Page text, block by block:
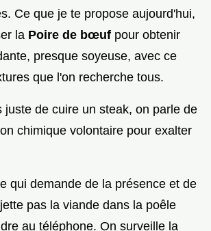
Ce que je te propose aujourd'hui,
la Poire de bœuf pour obtenir
presque soyeuse, avec ce
que l'on recherche tous.
juste de cuire un steak, on parle de
chimique volontaire pour exalter
qui demande de la présence et de
pas la viande dans la poêle
au téléphone. On surveille la